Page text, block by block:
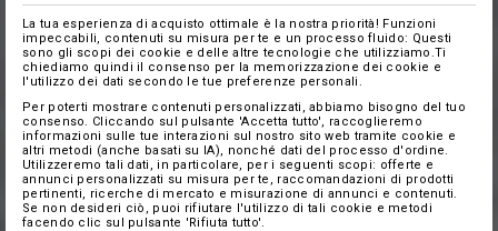
La tua esperienza di acquisto ottimale è la nostra priorità! Funzioni
impeccabili, contenuti su misura per te e un processo fluido: Questi
sono gli scopi dei cookie e delle altre tecnologie che utilizziamo.Ti
chiediamo quindi il consenso per la memorizzazione dei cookie e
l'utilizzo dei dati secondo le tue preferenze personali.
Per poterti mostrare contenuti personalizzati, abbiamo bisogno del tuo
consenso. Cliccando sul pulsante 'Accetta tutto', raccoglieremo
informazioni sulle tue interazioni sul nostro sito web tramite cookie e
altri metodi (anche basati su IA), nonché dati del processo d'ordine.
Utilizzeremo tali dati, in particolare, per i seguenti scopi: offerte e
annunci personalizzati su misura per te, raccomandazioni di prodotti
pertinenti, ricerche di mercato e misurazione di annunci e contenuti.
Se non desideri ciò, puoi rifiutare l'utilizzo di tali cookie e metodi
facendo clic sul pulsante 'Rifiuta tutto'.